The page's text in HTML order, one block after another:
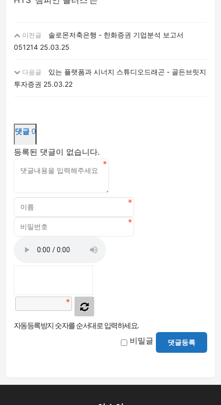
이전글
솔로몬저축은행 - 한화증권 기업분석 보고서
051214 25.03.25
다음글
있는 플랫폼과 시너지 스튜디오드래곤 - 골든브릿지
투자증권 25.03.22
댓글 0
등록된 댓글이 없습니다.
자동등록방지 숫자를 순서대로 입력하세요.
비밀글 댓글등록